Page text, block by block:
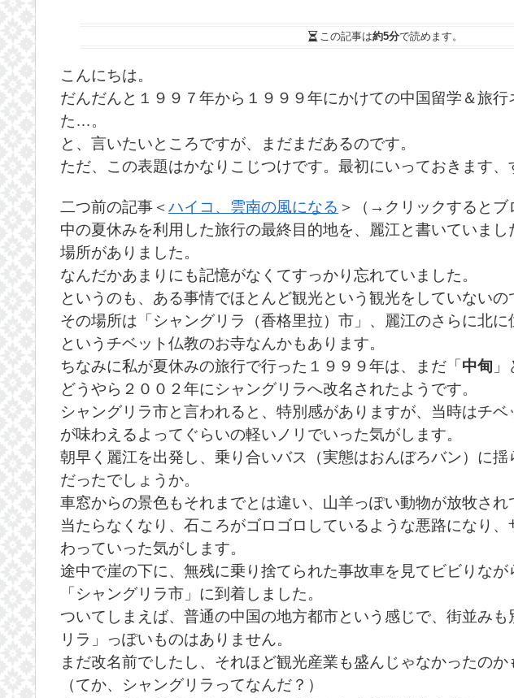
この記事は約5分で読めます。
こんにちは。
だんだんと１９９７年から１９９９年にかけての中国留学＆旅行
た…。
と、言いたいところですが、まだまだあるのです。
ただ、この表題はかなりこじつけです。最初にいっておきます、
二つ前の記事＜ ハイコ、雲南の風になる ＞（→クリックするとブ
中の夏休みを利用した旅行の最終目的地を、麗江と書いていま
場所がありました。
なんだかあまりにも記憶がなくてすっかり忘れていました。
というのも、ある事情でほとんど観光という観光をしていないの
その場所は「シャングリラ（香格里拉）市」、麗江のさらに北に
というチベット仏教のお寺なんかもあります。
ちなみに私が夏休みの旅行で行った１９９９年は、まだ「 中甸
どうやら２００２年にシャングリラへ改名されたようです。
シャングリラ市と言われると、特別感がありますが、当時はチ
が味わえるよってぐらいの軽いノリでいった気がします。
朝早く麗江を出発し、乗り合いバス（実態はおんぼろバン）に
だったでしょうか。
車窓からの景色もそれまでとは違い、山羊っぽい動物が放牧さ
当たらなくなり、石ころがゴロゴロしているような悪路になり
わっていった気がします。
途中で崖の下に、無残に乗り捨てられた事故車を見てビビりな
「シャングリラ市」に到着しました。
ついてしまえば、普通の中国の地方都市という感じで、街並み
リラ」っぽいものはありません。
まだ改名前でしたし、それほど観光産業も盛んじゃなかったのか
（てか、シャングリラってなんだ？）